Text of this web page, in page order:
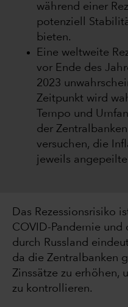
während einer
potenziell
bieten.
Eine weltweite
vor Ende des
2023
Zeitpunkt wird
Tempo und
der
versuchen, die
jeweils
Das Rezessionsrisiko
COVID-Pandemie und
durch Russland
da die Zentralbanken
Zinssätze zu erhöhen,
zu kontrollieren.